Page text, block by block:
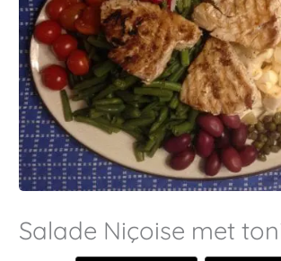
Salade Niçoise met